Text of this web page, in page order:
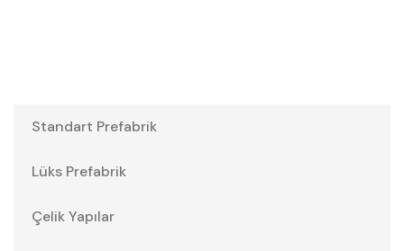
Standart Prefabrik
Lüks Prefabrik
Çelik Yapılar